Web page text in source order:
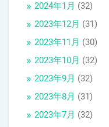
2024年1月 (32)
2023年12月 (31)
2023年11月 (30)
2023年10月 (32)
2023年9月 (32)
2023年8月 (31)
2023年7月 (32)